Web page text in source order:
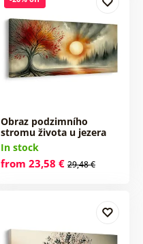
Obraz podzimního
stromu života u jezera
In stock
from 23,58 € 29,48 €